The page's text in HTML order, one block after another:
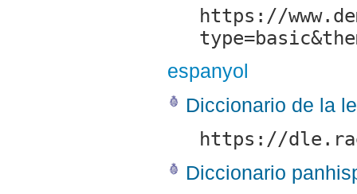
https://
espanyol
Diccionario de la
https://
Diccionario